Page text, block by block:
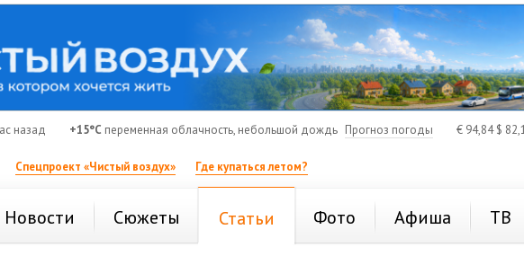
назад +15°C переменная облачность, небольшой дождь Прогноз погоды € 94,84$
Спецпроект «Чистый воздух» Где купаться летом?
Новости Сюжеты Статьи Фото Афиша ТВ